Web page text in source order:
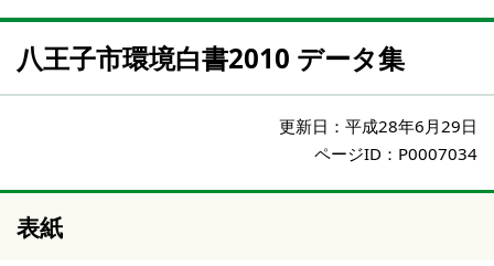
八王子市環境白書2010 データ集
更新日： 平成28年6月29日
ページID：P0007034
表紙